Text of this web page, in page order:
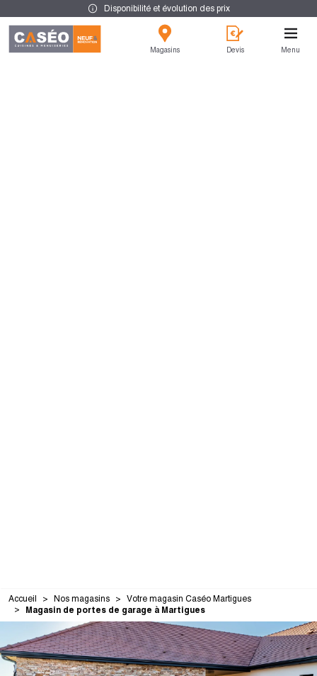
Disponibilité et évolution des prix
Magasins Devis Menu
Accueil Nos magasins Votre magasin Caséo Martigues
Magasin de portes de garage à Martigues